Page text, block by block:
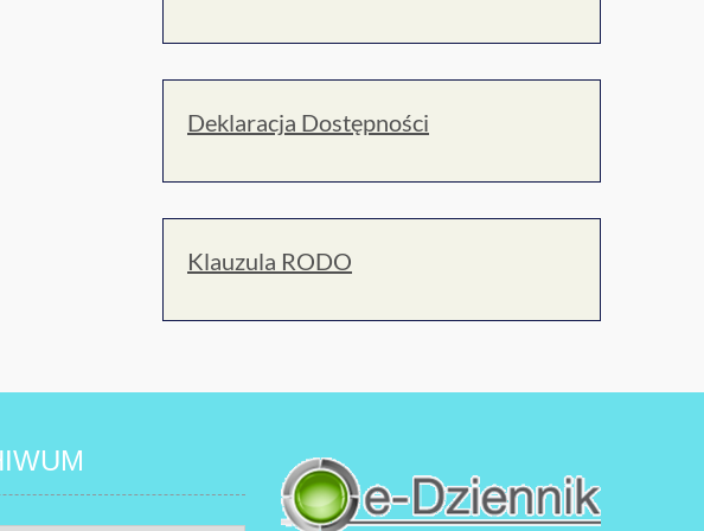
Deklaracja Dostępności
Klauzula RODO